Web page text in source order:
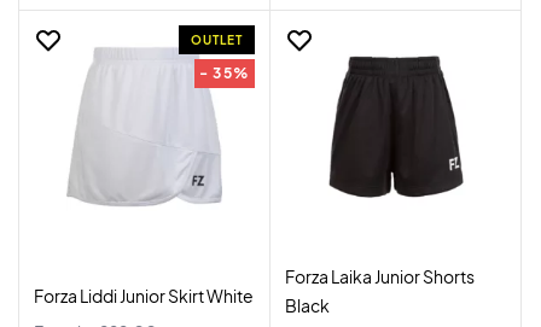
OUTLET
- 35%
Forza Liddi Junior Skirt White
Forza Laika Junior Shorts
Black